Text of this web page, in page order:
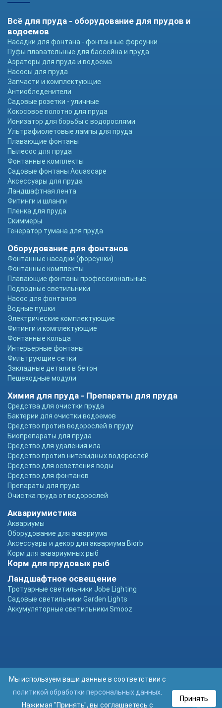
Всё для пруда - оборудование для прудов и
водоемов
Насадки для фонтана - фонтанные форсунки
Пуфы плавательные для бассейна и пруда
Аэраторы для пруда и водоема
Насосы для пруда
Запчасти и комплектующие
Антиобледенители
Садовые розетки - уличные
Кокосовое полотно для пруда
Ионизатор для борьбы с водорослями
Ультрафиолетовые лампы для пруда
Плавающие фонтаны
Пылесос для пруда
Фонтанные комплекты
Садовые фонтаны Aquascape
Аксессуары для пруда
Ландшафтная лента
Фитинги и шланги
Пленка для пруда
Скиммеры
Генератор тумана для пруда
Оборудование для фонтанов
Фонтанные насадки (форсунки)
Фонтанные комплекты
Плавающие фонтаны профессиональные
Подводные светильники
Насос для фонтанов
Водные пушки
Электрические комплектующие
Фитинги и комплектующие
Фонтанные кольца
Интерьерные фонтаны
Фильтрующие сетки
Закладные детали в бетон
Пешеходные модули
Химия для пруда - Препараты для пруда
Средства для очистки пруда
Бактерии для очистки водоемов
Средство против водорослей в пруду
Биопрепараты для пруда
Средство для удаления ила
Средство против нитевидных водорослей
Средство для осветления воды
Средство для фонтанов
Препараты для пруда
Очистка пруда от водорослей
Аквариумистика
Аквариумы
Оборудование для аквариума
Аксессуары и декор для аквариума Biorb
Корм для аквариумных рыб
Корм для прудовых рыб
Ландшафтное освещение
Тротуарные светильники Jobe Lighting
Садовые светильники Garden Lights
Аккумуляторные светильники Smooz
Мы используем ваши данные в соответствии с
политикой обработки персональных данных
Нажимая "Принять", вы соглашаетесь с
Принять